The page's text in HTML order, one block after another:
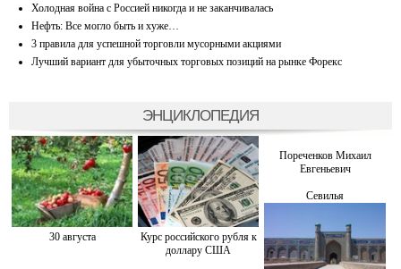
Холодная война с Россией никогда и не заканчивалась
Нефть: Все могло быть и хуже…
3 правила для успешной торговли мусорными акциями
Лучший вариант для убыточных торговых позиций на рынке Форекс
ЭНЦИКЛОПЕДИЯ
30 августа
Курс российского рубля к
доллару США
Пореченков Михаил
Евгеньевич
Севилья